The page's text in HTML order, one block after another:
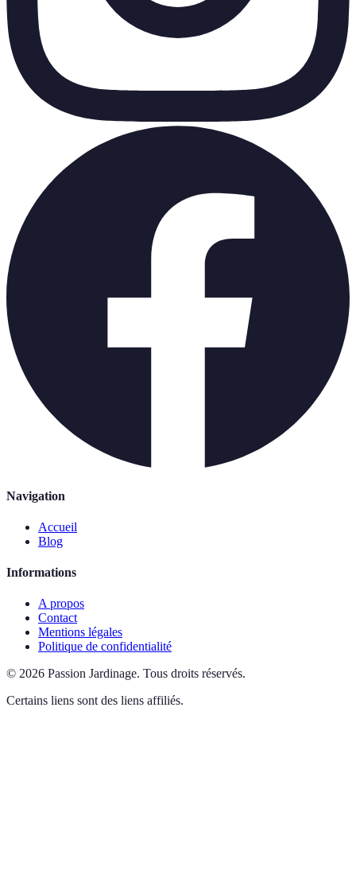
Navigation
Accueil
Blog
Informations
A propos
Contact
Mentions légales
Politique de confidentialité
© 2026 Passion Jardinage. Tous droits réservés.
Certains liens sont des liens affiliés.